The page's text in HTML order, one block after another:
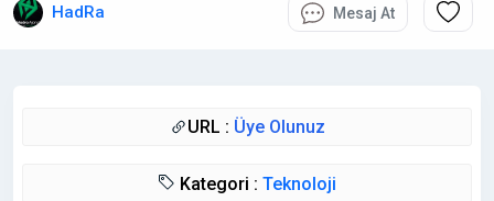
HadRa Mesaj At
URL : Üye Olunuz
Kategori : Teknoloji